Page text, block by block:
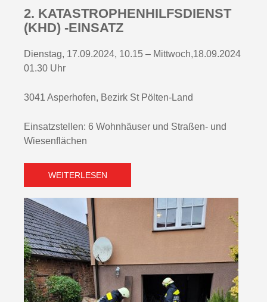
2. KATASTROPHENHILFSDIENST
(KHD) -EINSATZ
Dienstag, 17.09.2024, 10.15 – Mittwoch,18.09.2024
01.30 Uhr
3041 Asperhofen, Bezirk St Pölten-Land
Einsatzstellen: 6 Wohnhäuser und Straßen- und
Wiesenflächen
WEITERLESEN